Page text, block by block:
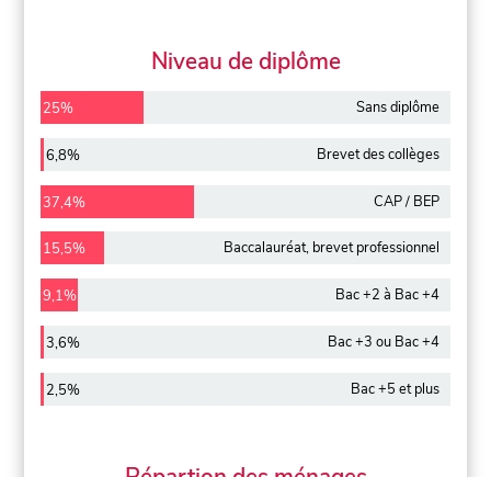
Niveau de diplôme
25% Sans diplôme
6,8% Brevet des collèges
37,4% CAP / BEP
15,5% Baccalauréat, brevet professionnel
9,1% Bac +2 à Bac +4
3,6% Bac +3 ou Bac +4
2,5% Bac +5 et plus